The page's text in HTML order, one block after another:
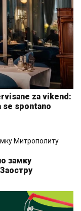
za vikend:
se spontano
замку